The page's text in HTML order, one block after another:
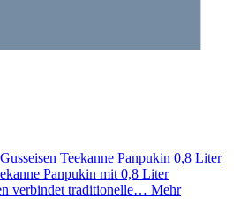
Gusseisen Teekanne Panpukin 0,8 Liter
Panpukin mit 0,8 Liter
verbindet traditionelle… Mehr